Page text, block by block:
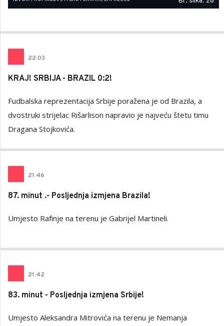
22:03
KRAJ! SRBIJA - BRAZIL 0:2!
Fudbalska reprezentacija Srbije poražena je od Brazila, a
dvostruki strijelac Rišarlison napravio je najveću štetu timu
Dragana Stojkovića.
21:46
87. minut .- Posljednja izmjena Brazila!
Umjesto Rafinje na terenu je Gabrijel Martineli.
21:42
83. minut - Posljednja izmjena Srbije!
Umjesto Aleksandra Mitrovića na terenu je Nemanja